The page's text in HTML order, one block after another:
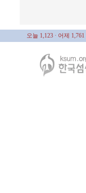
오늘 1,123 · 어제 1,761